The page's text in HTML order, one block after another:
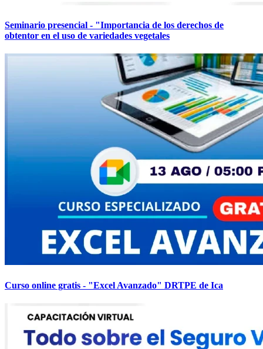
Seminario presencial - "Importancia de los derechos de
obtentor en el uso de variedades vegetales
Curso online gratis - "Excel Avanzado" DRTPE de Ica